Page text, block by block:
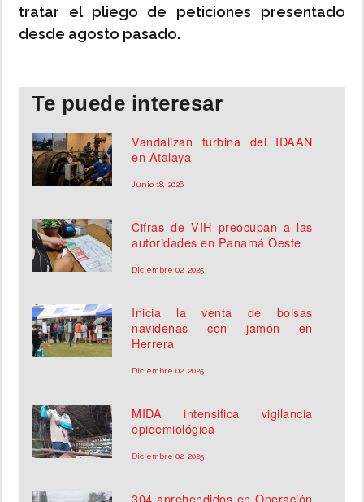
tratar el pliego de peticiones presentado
desde agosto pasado.
Te puede interesar
Vandalizan turbina del IDAAN
en Atalaya
Junio 18, 2026
Cifras de VIH preocupan a las
autoridades en Panamá Oeste
Diciembre 02, 2025
Inicia la venta de bolsas
navideñas con jamón en
Herrera
Diciembre 02, 2025
MIDA intensifica vigilancia
epidemiológica
Diciembre 02, 2025
304 aprehendidos en Operación